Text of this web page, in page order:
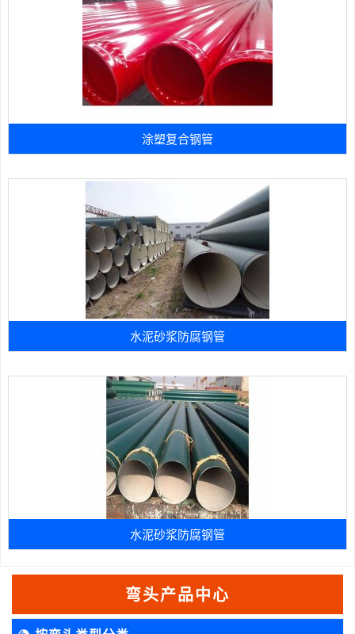
涂塑复合钢管
水泥砂浆防腐钢管
水泥砂浆防腐钢管
弯头产品中心